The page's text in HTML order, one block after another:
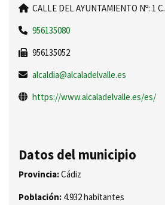
CALLE DEL AYUNTAMIENTO Nº: 1
956135080
956135052
alcaldia@alcaladelvalle.es
https://www.alcaladelvalle.es/es/
Datos del municipio
Provincia:Cádiz
Población: 4.932 habitantes